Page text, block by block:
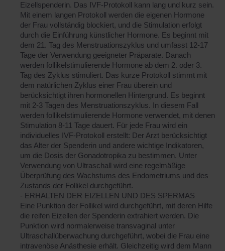
Eizellspenderin. Das IVF-Protokoll kann lang und kurz sein.
Mit einem langen Protokoll werden die eigenen Hormone
der Frau vollständig blockiert, und die Stimulation erfolgt
durch die Einführung künstlicher Hormone. Es beginnt mit
dem 21. Tag des Menstruationszyklus und umfasst 12-17
Tage der Verwendung geeigneter Präparate. Danach
werden follikelstimulierende Hormone ab dem 2. oder 3.
Tag des Zyklus stimuliert. Das kurze Protokoll stimmt mit
dem natürlichen Zyklus einer Frau überein und
berücksichtigt ihren hormonellen Hintergrund. Es beginnt
mit 2-3 Tagen des Menstruationszyklus. In diesem Fall
werden follikelstimulierende Hormone verwendet, mit denen
Stimulation 8-11 Tage dauert. Für jede Frau wird ein
individuelles IVF-Protokoll erstellt: Der Arzt berücksichtigt
das Alter der Spenderin und andere wichtige Indikatoren,
um die Dosis der Gonadotropika zu bestimmen. Unter
Verwendung von Ultraschall wird eine regelmäßige
Überprüfung des Wachstums des Endometriums und des
Zustands der Follikel durchgeführt.
- ERHALTEN DER EIZELLEN UND DES SPERMAS
Eine Punktion der Follikel wird durchgeführt, mit deren Hilfe
die reifen Eizellen der Spenderin extrahiert werden. Die
Punktion wird normalerweise transvaginal unter
Ultraschallüberwachung durchgeführt, wobei die Frau eine
intravenöse Anästhesie erhält. Gleichzeitig wird dem Mann